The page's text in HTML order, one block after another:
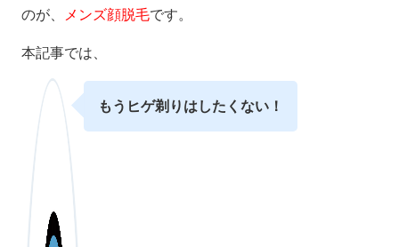
のが、
メンズ顔脱毛です。
本記事では、
もうヒゲ剃りはしたくない！